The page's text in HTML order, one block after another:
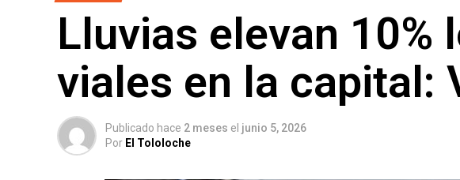
Lluvias elevan 10%
viales en la capital:
Publicado hace 2 meses el junio 5, 2026
Por El Tololoche